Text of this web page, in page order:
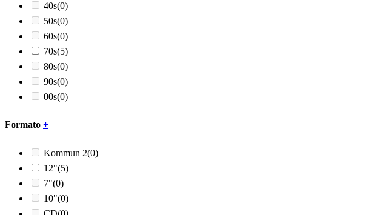
40s(0)
50s(0)
60s(0)
70s(5)
80s(0)
90s(0)
00s(0)
Formato +
Kommun 2(0)
12"(5)
7"(0)
10"(0)